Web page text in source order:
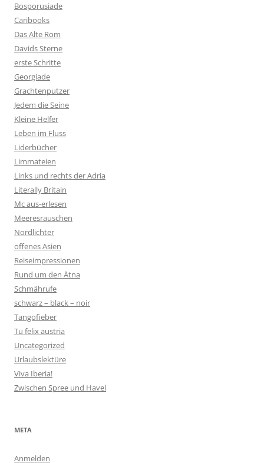
Bosporusiade
Caribooks
Das Alte Rom
Davids Sterne
erste Schritte
Georgiade
Grachtenputzer
Jedem die Seine
Kleine Helfer
Leben im Fluss
Liderbücher
Limmateien
Links und rechts der Adria
Literally Britain
Mc aus-erlesen
Meeresrauschen
Nordlichter
offenes Asien
Reiseimpressionen
Rund um den Ätna
Schmährufe
schwarz – black – noir
Tangofieber
Tu felix austria
Uncategorized
Urlaubslektüre
Viva Iberia!
Zwischen Spree und Havel
META
Anmelden